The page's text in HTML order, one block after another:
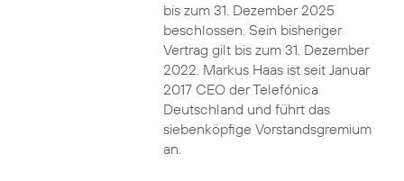
bis zum 31. Dezember 2025
beschlossen. Sein bisheriger
Vertrag gilt bis zum 31. Dezember
2022. Markus Haas ist seit Januar
2017 CEO der Telefónica
Deutschland und führt das
siebenköpfige Vorstandsgremium
an.